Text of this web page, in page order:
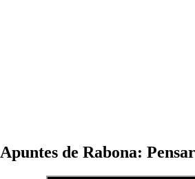
Apuntes de Rabona: